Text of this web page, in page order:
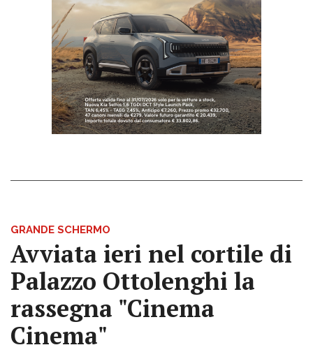
GRANDE SCHERMO
Avviata ieri nel cortile di
Palazzo Ottolenghi la
rassegna "Cinema
Cinema"